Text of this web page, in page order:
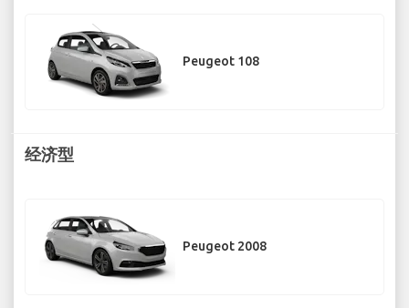
Peugeot 108
经济型
Peugeot 2008